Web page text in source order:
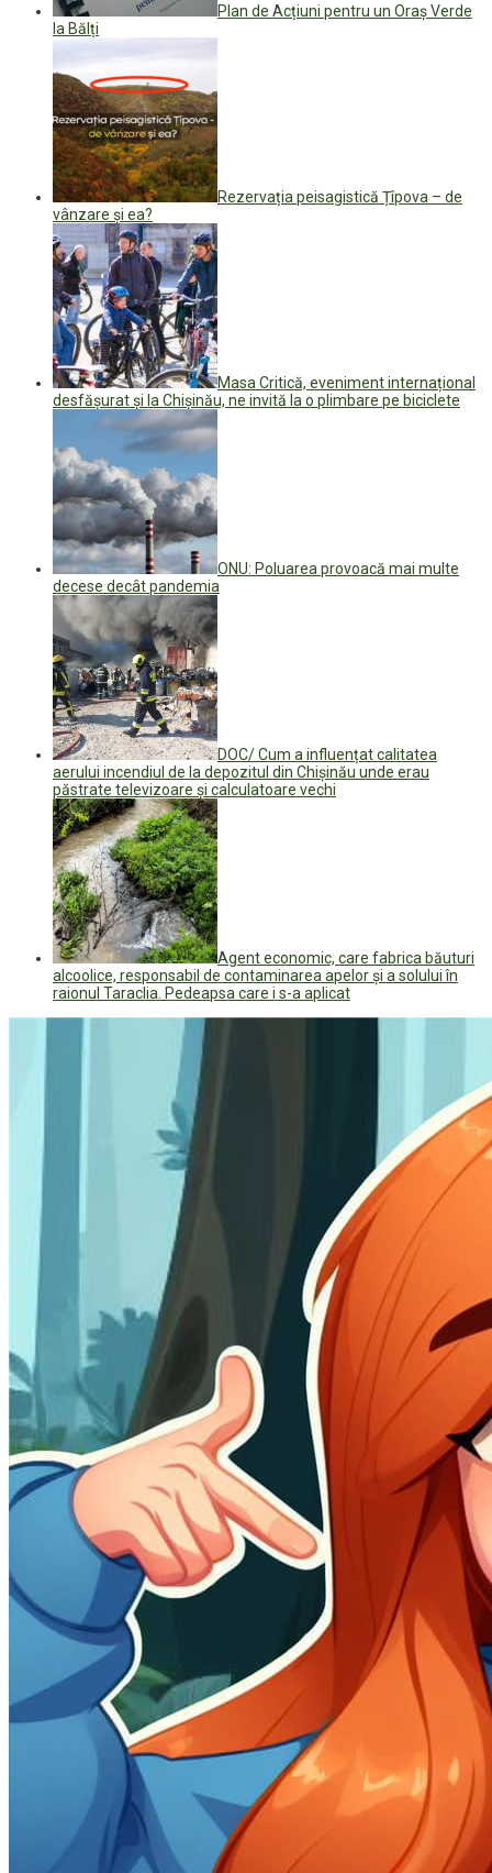
Plan de Acțiuni pentru un Oraș Verde
la Bălți
Rezervația peisagistică Țîpova – de
vânzare și ea?
Masa Critică, eveniment internațional
desfășurat și la Chișinău, ne invită la o plimbare pe biciclete
ONU: Poluarea provoacă mai multe
decese decât pandemia
DOC/ Cum a influențat calitatea
aerului incendiul de la depozitul din Chișinău unde erau
păstrate televizoare și calculatoare vechi
Agent economic, care fabrica băuturi
alcoolice, responsabil de contaminarea apelor și a solului în
raionul Taraclia. Pedeapsa care i s-a aplicat